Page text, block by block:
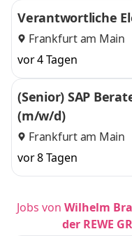
Verantwortliche
Frankfurt am Main
vor 4 Tagen
(Senior) SAP
(m/w/d)
Frankfurt am Main
vor 8 Tagen
Jobs von Wilhelm
der REWE